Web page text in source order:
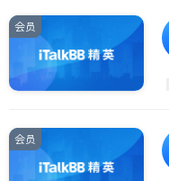
会员
会员